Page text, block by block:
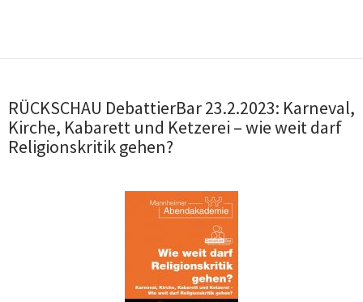
RÜCKSCHAU DebattierBar 23.2.2023: Karneval,
Kirche, Kabarett und Ketzerei – wie weit darf
Religionskritik gehen?